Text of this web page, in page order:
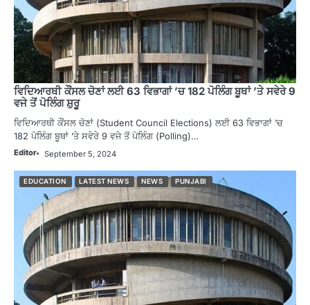
ਵਿਦਿਆਰਥੀ ਕੌਂਸਲ ਚੋਣਾਂ ਲਈ 63 ਵਿਭਾਗਾਂ ’ਚ 182 ਪੋਲਿੰਗ ਬੂਥਾਂ ’ਤੇ ਸਵੇਰੇ 9
ਵਜੇ ਤੋਂ ਪੋਲਿੰਗ ਸ਼ੁਰੂ
ਵਿਦਿਆਰਥੀ ਕੌਂਸਲ ਚੋਣਾਂ (Student Council Elections) ਲਈ 63 ਵਿਭਾਗਾਂ ’ਚ
182 ਪੋਲਿੰਗ ਬੂਥਾਂ ’ਤੇ ਸਵੇਰੇ 9 ਵਜੇ ਤੋਂ ਪੋਲਿੰਗ (Polling)…
Editor September 5, 2024
EDUCATION LATEST NEWS NEWS PUNJABI